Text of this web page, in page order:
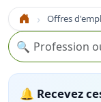
Accueil Offres
Recherche
🔍
🔔 Recevez